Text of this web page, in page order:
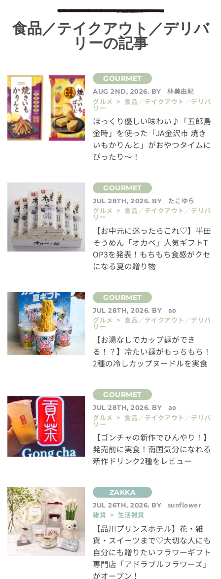
食品／テイクアウト／デリバ
リーの記事
AUG 2ND, 2026. BY
林美由紀
グルメ > 食品／テイクアウト／デリバ
リー
ほっくり優しい味わい♪「五郎島
金時」を使った「JA金沢市 焼き
いもかりんと」がおやつタイムに
ぴったり～！
JUL 28TH, 2026. BY
たこゆら
グルメ > 食品／テイクアウト／デリバ
リー
【お中元に迷ったらこれ♡】半田
そうめん「オカベ」人気ギフトT
OP3を発表！もちもち食感がクセ
になる夏の贈り物
JUL 28TH, 2026. BY
ao
グルメ > 食品／テイクアウト／デリバ
リー
【お湯なしでカップ麺ができ
る！？】冷たい麺がもっちもち！
2種の冷しカップヌードルを実食
JUL 28TH, 2026. BY
ao
グルメ > 食品／テイクアウト／デリバ
リー
【ゴンチャの新作でひんやり！】
発売前に実食！南国気分になれる
新作ドリンク2種をレビュー
JUL 26TH, 2026. BY
sunflower
雑貨 > 生活雑貨
【品川プリンスホテル】花・雑
貨・スイーツまで♡大切な人にも
自分にも贈りたいフラワーギフト
専門店「アドラブルフラワーズ」
がオープン！